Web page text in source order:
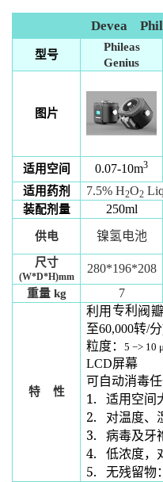
Devea
型号
Phileas
Genius
图片
适用空间 0.07-10m3
适用药剂 7.5% H2O2
装配剂量 250ml
供电 镍氢电池
尺寸
(W*D*H)mm
280*196*208
重量kg 7
特 性
利用 专利 阀
至60,000转/分
粒度：5−> 10
LCD屏幕
可自动消毒
1. 适用空间
2. 对温度、
3. 病毒及牙
4. 低浓度，
5. 无残留物